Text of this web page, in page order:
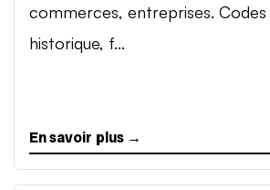
commerces, entreprises. Codes
historique, f...
En savoir plus →